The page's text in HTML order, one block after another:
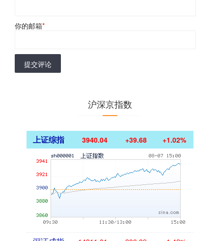
你的邮箱*
提交评论
沪深京指数
上证综指 3940.04 +39.68 +1.02%